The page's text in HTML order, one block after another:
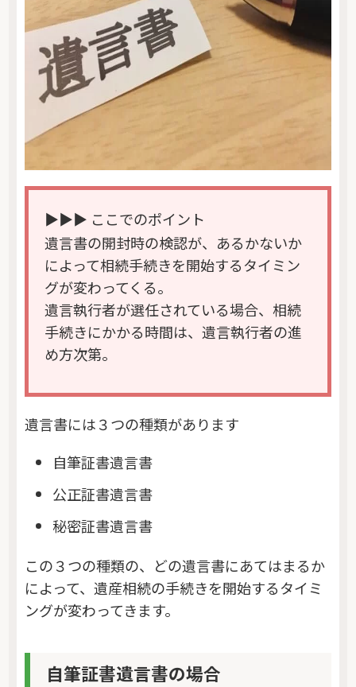
▶▶▶ ここでのポイント
遺言書の開封時の検認が、あるかないか
によって相続手続きを開始するタイミン
グが変わってくる。
遺言執行者が選任されている場合、相続
手続きにかかる時間は、遺言執行者の進
め方次第。
遺言書には３つの種類があります
自筆証書遺言書
公正証書遺言書
秘密証書遺言書
この３つの種類の、どの遺言書にあてはまるか
によって、遺産相続の手続きを開始するタイミ
ングが変わってきます。
自筆証書遺言書の場合